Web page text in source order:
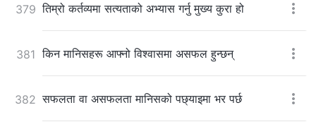
379 तिम्रो कर्तव्यमा सत्यताको अभ्यास गर्नु मुख्य कुरा हो
381 किन मानिसहरू आफ्नो विश्‍वासमा असफल हुन्छन्
382 सफलता वा असफलता मानिसको पछ्याइमा भर पर्छ